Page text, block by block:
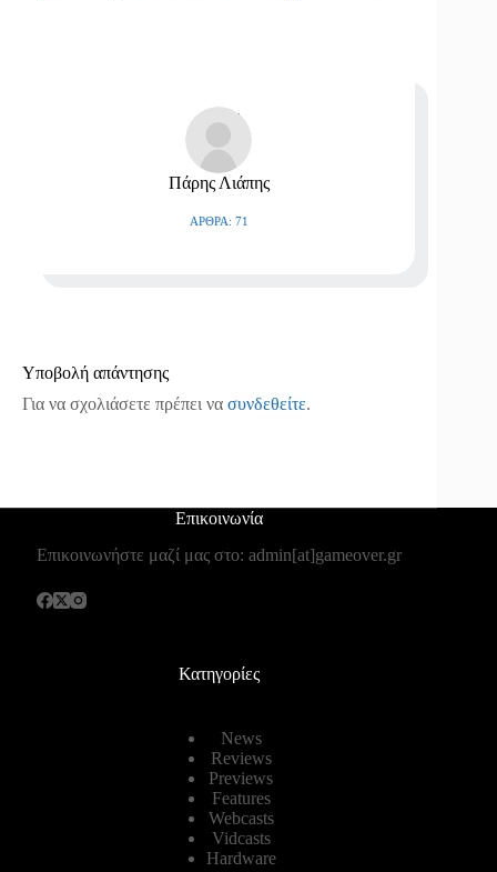
Πάρης Λιάπης
ΆΡΘΡΑ: 71
Υποβολή απάντησης
Για να σχολιάσετε πρέπει να συνδεθείτε.
Επικοινωνία
Επικοινωνήστε μαζί μας στο: admin[at]gameover.gr
Κατηγορίες
News
Reviews
Previews
Features
Webcasts
Vidcasts
Hardware